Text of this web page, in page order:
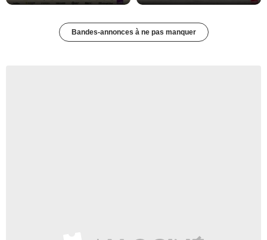
Bandes-annonces à ne pas manquer